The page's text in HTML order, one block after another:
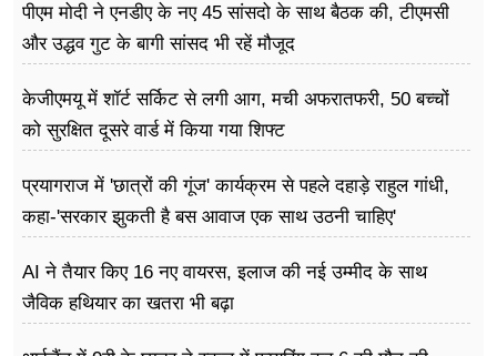
पीएम मोदी ने एनडीए के नए 45 सांसदो के साथ बैठक की, टीएमसी
और उद्धव गुट के बागी सांसद भी रहें मौजूद
केजीएमयू में शॉर्ट सर्किट से लगी आग, मची अफरातफरी, 50 बच्चों
को सुरक्षित दूसरे वार्ड में किया गया शिफ्ट
प्रयागराज में 'छात्रों की गूंज' कार्यक्रम से पहले दहाड़े राहुल गांधी,
कहा-'सरकार झुकती है बस आवाज एक साथ उठनी चाहिए'
AI ने तैयार किए 16 नए वायरस, इलाज की नई उम्मीद के साथ
जैविक हथियार का खतरा भी बढ़ा